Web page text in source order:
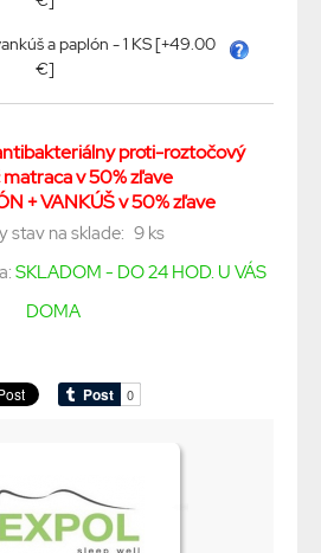
a paplón - 1 KS [+49.00
€]
proti-roztočový
v 50% zľave
+ VANKÚŠ v 50% zľave
stav na sklade: 9 ks
SKLADOM - DO 24 HOD. U VÁS
DOMA